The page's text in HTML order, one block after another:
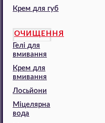
Крем для губ
ОЧИЩЕННЯ
Гелі для
вмивання
Крем для
вмивання
Лосьйони
Міцелярна
вода